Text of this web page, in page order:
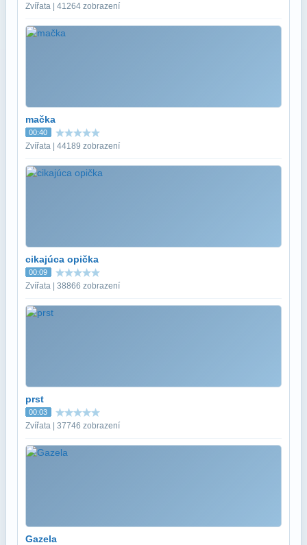
Zvířata | 41264 zobrazení
mačka
00:40
Zvířata | 44189 zobrazení
cikajúca opička
00:09
Zvířata | 38866 zobrazení
prst
00:03
Zvířata | 37746 zobrazení
Gazela